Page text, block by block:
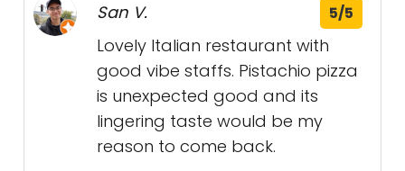
San V. 5/5
Lovely Italian restaurant with
good vibe staffs. Pistachio pizza
is unexpected good and its
lingering taste would be my
reason to come back.